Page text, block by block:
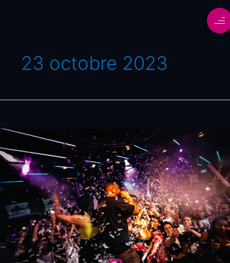
23 octobre 2023